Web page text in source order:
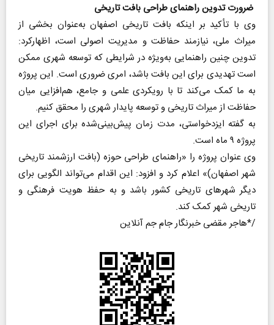
ضرورت تدوین راهنمای طراحی بافت تاریخی
وی با تأکید بر اینکه بافت تاریخی اصفهان به‌عنوان بخشی از
میراث ملی، نیازمند حفاظت و مدیریت اصولی است، اظهارکرد:
تدوین چنین راهنمایی به‌ویژه در شرایطی که توسعه شهری ممکن
است تهدیدی برای این بافت باشد، امری ضروری است. این پروژه
به ما کمک می‌کند تا با رویکردی علمی و جامع، هم‌افزایی میان
حفاظت از میراث تاریخی و توسعه پایدار شهری را محقق کنیم.
به گفته ایزدخواستی، مدت زمان پیش‌بینی‌شده برای اجرای این
پروژه ۹ ماه است.
وی عنوان پروژه را «راهنمای طراحی حوزه (بافت ارزشمند تاریخی
شهر اصفهان)» اعلام کرد و افزود: این اقدام می‌تواند الگویی برای
دیگر شهرهای تاریخی کشور باشد و به حفظ هویت فرهنگی و
تاریخی شهر کمک کند.
هاجر مقضی خبرنگار جام جم آنلاین*/